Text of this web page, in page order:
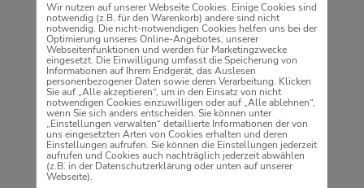
Gliederung der Ausbildung
Die praktische Ausbildung erfolgt beim städtischen
Amt für Wohnraumentwicklung und Vermessung
sowohl im Außen- als auch im Innendienst. Daneben
werden durch den Besuch der Friedrich-Weinbrenner-
Gewerbeschule in Freiburg theoretische Kenntnisse
vermittelt.
Wir nutzen auf unserer Webseite Cookies. Einige Cookies sind
notwendig (z.B. für den Warenkorb) andere sind nicht
notwendig. Die nicht-notwendigen Cookies helfen uns bei der
Optimierung unseres Online-Angebotes, unserer
Webseitenfunktionen und werden für Marketingzwecke
eingesetzt. Die Einwilligung umfasst die Speicherung von
Informationen auf Ihrem Endgerät, das Auslesen
personenbezogener Daten sowie deren Verarbeitung. Klicken
Sie auf „Alle akzeptieren“, um in den Einsatz von nicht
notwendigen Cookies einzuwilligen oder auf „Alle ablehnen“,
wenn Sie sich anders entscheiden. Sie können unter
„Einstellungen verwalten“ detaillierte Informationen der von
uns eingesetzten Arten von Cookies erhalten und deren
Einstellungen aufrufen. Sie können die Einstellungen jederzeit
aufrufen und Cookies auch nachträglich jederzeit abwählen
(z.B. in der Datenschutzerklärung oder unten auf unserer
Webseite).